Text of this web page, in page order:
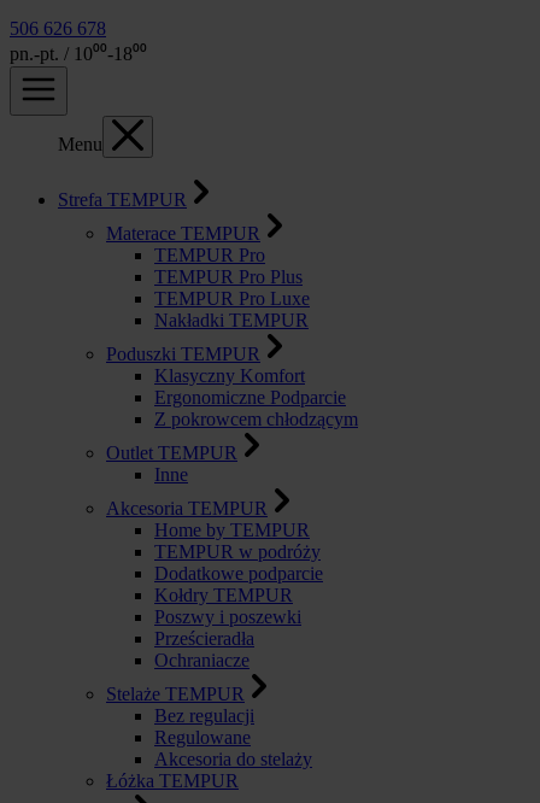
506 626 678
pn.-pt. / 10⁰⁰-18⁰⁰
Menu
Strefa TEMPUR
Materace TEMPUR
TEMPUR Pro
TEMPUR Pro Plus
TEMPUR Pro Luxe
Nakładki TEMPUR
Poduszki TEMPUR
Klasyczny Komfort
Ergonomiczne Podparcie
Z pokrowcem chłodzącym
Outlet TEMPUR
Inne
Akcesoria TEMPUR
Home by TEMPUR
TEMPUR w podróży
Dodatkowe podparcie
Kołdry TEMPUR
Poszwy i poszewki
Prześcieradła
Ochraniacze
Stelaże TEMPUR
Bez regulacji
Regulowane
Akcesoria do stelaży
Łóżka TEMPUR